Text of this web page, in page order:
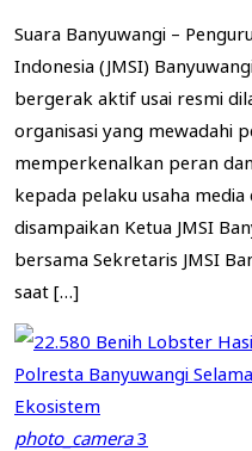
Suara Banyuwangi –
Indonesia (JMSI)
bergerak aktif usai resmi
organisasi yang mewadahi
memperkenalkan peran
kepada pelaku usaha
disampaikan Ketua JMSI
bersama Sekretaris JMSI
saat […]
photo_camera3